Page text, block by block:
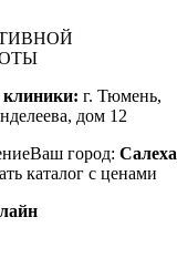
клиники: г. Тюмень,
дом 12
Ваш город:
каталог с ценами